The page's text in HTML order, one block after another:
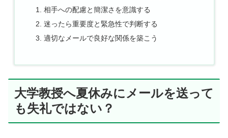
相手への配慮と簡潔さを意識する
迷ったら重要度と緊急性で判断する
適切なメールで良好な関係を築こう
大学教授へ夏休みにメールを送って
も失礼ではない？